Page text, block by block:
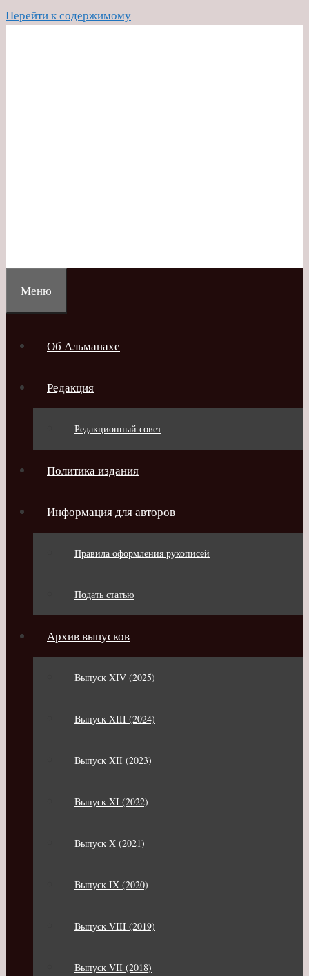
Перейти к содержимому
Меню
Об Альманахе
Редакция
Редакционный совет
Политика издания
Информация для авторов
Правила оформления рукописей
Подать статью
Архив выпусков
Выпуск XIV (2025)
Выпуск XIII (2024)
Выпуск XII (2023)
Выпуск XI (2022)
Выпуск X (2021)
Выпуск IX (2020)
Выпуск VIII (2019)
Выпуск VII (2018)